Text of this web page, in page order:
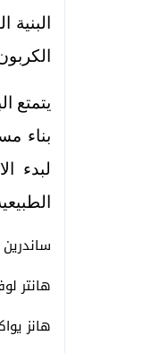
يتمتع
بناء
لبدء
هانتر
هانز